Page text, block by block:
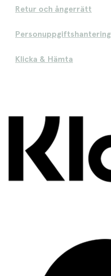
Retur och ångerrätt
Personuppgiftshantering
Klicka & Hämta